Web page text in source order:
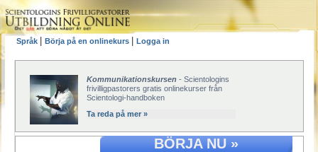
Språk Börja på en onlinekurs Logga in
Kommunikationskursen - Scientologins
frivilligpastorers gratis onlinekurser från
Scientologi-handboken
Ta reda på mer »
BÖRJA NU »